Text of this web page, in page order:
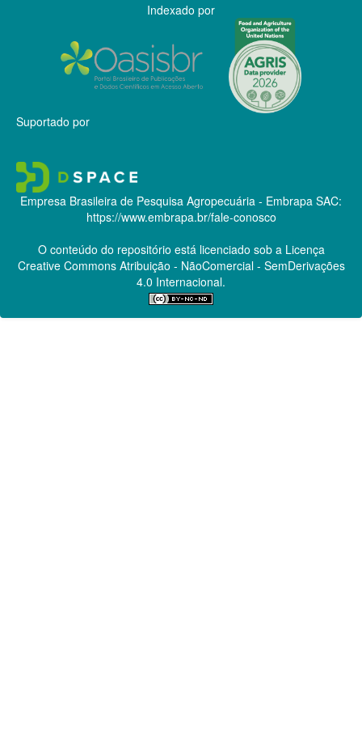
Indexado por
Suportado por
Empresa Brasileira de Pesquisa Agropecuária - Embrapa SAC:
https://www.embrapa.br/fale-conosco
O conteúdo do repositório está licenciado sob a Licença
Creative CommonsAtribuição - NãoComercial - SemDerivações
4.0 Internacional.